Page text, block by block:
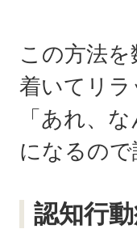
この方法
着いてリ
「あれ、
になるので
認知行